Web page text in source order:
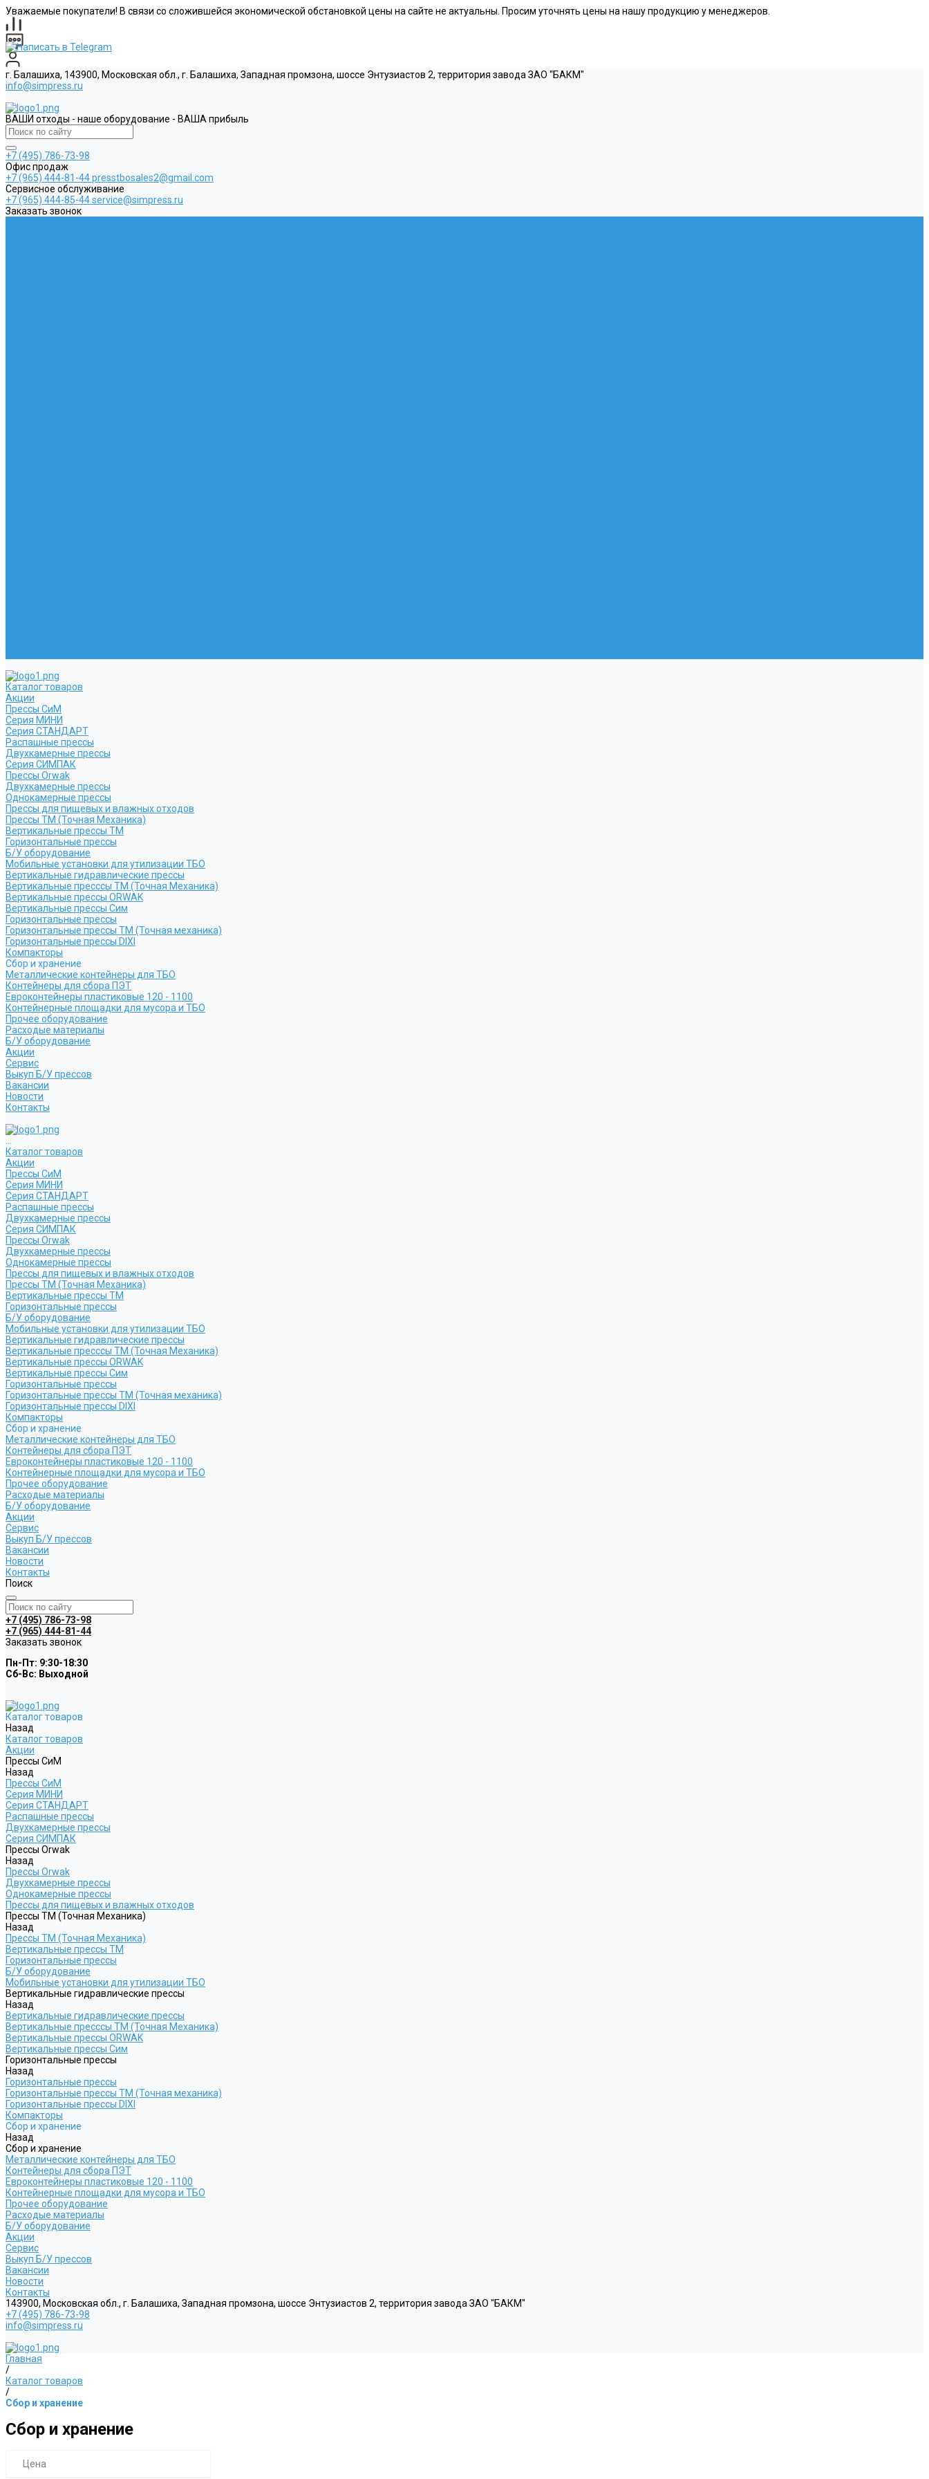
Уважаемые покупатели! В связи со сложившейся экономической обстановкой цены на сайте не актуальны. Просим уточнять цены на нашу продукцию у менеджеров.
г. Балашиха, 143900, Московская обл., г. Балашиха, Западная промзона, шоссе Энтузиастов 2, территория завода ЗАО "БАКМ"
info@simpress.ru
ВАШИ отходы - наше оборудование - ВАША прибыль
+7 (495) 786-73-98
Офис продаж
+7 (965) 444-81-44presstbosales2@gmail.com
Сервисное обслуживание
+7 (965) 444-85-44service@simpress.ru
Заказать звонок
Каталог товаров
Акции
Прессы СиМ
Серия МИНИ
Серия СТАНДАРТ
Распашные прессы
Двухкамерные прессы
Серия СИМПАК
Прессы Orwak
Двухкамерные прессы
Однокамерные прессы
Прессы для пищевых и влажных отходов
Прессы ТМ (Точная Механика)
Вертикальные прессы ТМ
Горизонтальные прессы
Б/У оборудование
Мобильные установки для утилизации ТБО
Вертикальные гидравлические прессы
Вертикальные пресссы ТМ (Точная Механика)
Вертикальные прессы ORWAK
Вертикальные прессы Сим
Горизонтальные прессы
Горизонтальные прессы ТМ (Точная механика)
Горизонтальные прессы DIXI
Компакторы
Сбор и хранение
Металлические контейнеры для ТБО
Контейнеры для сбора ПЭТ
Евроконтейнеры пластиковые 120 - 1100
Контейнерные площадки для мусора и ТБО
Прочее оборудование
Расходые материалы
Б/У оборудование
Акции
Сервис
Выкуп Б/У прессов
Вакансии
Новости
Контакты
Каталог товаров
Акции
Прессы СиМ
Серия МИНИ
Серия СТАНДАРТ
Распашные прессы
Двухкамерные прессы
Серия СИМПАК
Прессы Orwak
Двухкамерные прессы
Однокамерные прессы
Прессы для пищевых и влажных отходов
Прессы ТМ (Точная Механика)
Вертикальные прессы ТМ
Горизонтальные прессы
Б/У оборудование
Мобильные установки для утилизации ТБО
Вертикальные гидравлические прессы
Вертикальные пресссы ТМ (Точная Механика)
Вертикальные прессы ORWAK
Вертикальные прессы Сим
Горизонтальные прессы
Горизонтальные прессы ТМ (Точная механика)
Горизонтальные прессы DIXI
Компакторы
Сбор и хранение
Металлические контейнеры для ТБО
Контейнеры для сбора ПЭТ
Евроконтейнеры пластиковые 120 - 1100
Контейнерные площадки для мусора и ТБО
Прочее оборудование
Расходые материалы
Б/У оборудование
Акции
Сервис
Выкуп Б/У прессов
Вакансии
Новости
Контакты
Поиск
+7 (495) 786-73-98
+7 (965) 444-81-44
Заказать звонок
Пн-Пт: 9:30-18:30
Cб-Вс: Выходной
Каталог товаров
Назад
Каталог товаров
Акции
Прессы СиМ
Назад
Прессы СиМ
Серия МИНИ
Серия СТАНДАРТ
Распашные прессы
Двухкамерные прессы
Серия СИМПАК
Прессы Orwak
Назад
Прессы Orwak
Двухкамерные прессы
Однокамерные прессы
Прессы для пищевых и влажных отходов
Прессы ТМ (Точная Механика)
Назад
Прессы ТМ (Точная Механика)
Вертикальные прессы ТМ
Горизонтальные прессы
Б/У оборудование
Мобильные установки для утилизации ТБО
Вертикальные гидравлические прессы
Назад
Вертикальные гидравлические прессы
Вертикальные пресссы ТМ (Точная Механика)
Вертикальные прессы ORWAK
Вертикальные прессы Сим
Горизонтальные прессы
Назад
Горизонтальные прессы
Горизонтальные прессы ТМ (Точная механика)
Горизонтальные прессы DIXI
Компакторы
Сбор и хранение
Назад
Сбор и хранение
Металлические контейнеры для ТБО
Контейнеры для сбора ПЭТ
Евроконтейнеры пластиковые 120 - 1100
Контейнерные площадки для мусора и ТБО
Прочее оборудование
Расходые материалы
Б/У оборудование
Акции
Сервис
Выкуп Б/У прессов
Вакансии
Новости
Контакты
143900, Московская обл., г. Балашиха, Западная промзона, шоссе Энтузиастов 2, территория завода ЗАО "БАКМ"
+7 (495) 786-73-98
info@simpress.ru
Главная
/
Каталог товаров
/
Сбор и хранение
Сбор и хранение
Цена